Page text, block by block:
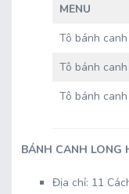
MENU
Tô bánh
Tô bánh
Tô bánh
BÁNH CANH LONG
Địa chỉ: 11